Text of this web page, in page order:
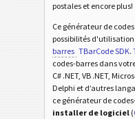
postales et encore plus!
Ce générateur de
possibilités d'utilisation
barres TBarCode SDK.
codes-barres dans
C# .NET, VB .NET,
Delphi et d’autres
ce générateur de
installer de logiciel (